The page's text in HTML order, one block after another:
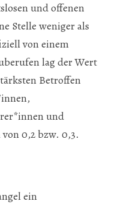
und offenen
Stelle weniger als
von einem
lag der Wert
Betroffen
und
0,2 bzw. 0,3.
ein